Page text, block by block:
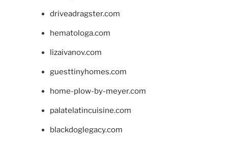
driveadragster.com
hematologa.com
lizaivanov.com
guesttinyhomes.com
home-plow-by-meyer.com
palatelatincuisine.com
blackdoglegacy.com